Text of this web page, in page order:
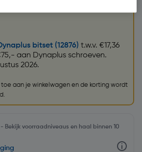
bitset (12876) t.w.v. €17,36
aan Dynaplus schroeven.
2026.
aan je winkelwagen en de korting wordt
Bekijk voorraadniveaus en haal binnen 10